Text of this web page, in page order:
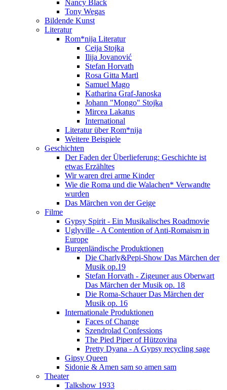
Nancy Black
Tony Wegas
Bildende Kunst
Literatur
Rom*nija Literatur
Ceija Stojka
Ilija Jovanović
Stefan Horvath
Rosa Gitta Martl
Samuel Mago
Katharina Graf-Janoska
Johann "Mongo" Stojka
Mircea Lakatus
International
Literatur über Rom*nija
Weitere Beispiele
Geschichten
Der Faden der Überlieferung: Geschichte ist
etwas Erzähltes
Wir waren drei arme Kinder
Wie die Roma und die Walachen* Verwandte
wurden
Das Märchen von der Geige
Filme
Gypsy Spirit - Ein Musikalisches Roadmovie
Uglyville - A Contention of Anti-Romaism in
Europe
Burgenländische Produktionen
Die Charly&Pepi-Show Das Märchen der
Musik op.19
Stefan Horvath - Zigeuner aus Oberwart
Das Märchen der Musik op. 18
Die Roma-Schauer Das Märchen der
Musik op. 16
Internationale Produktionen
Faces of Change
Szendrolad Confessions
The Pied Piper of Hützovina
Pretty Dyana - A Gypsy recycling sage
Gipsy Queen
Sidonie & Amen sam so amen sam
Theater
Talkshow 1933